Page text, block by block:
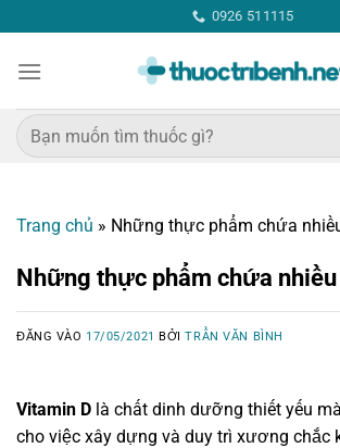
qua
nội
0926 511115
Tìm
kiếm:
Trang chủ » Những thực phẩm chứa
Những thực phẩm chứa
ĐĂNG VÀO 17/05/2021 BỞITRẦN VĂN BÌNH
Vitamin D là chất dinh dưỡng thiết yếu
cho việc xây dựng và duy trì xương chắc